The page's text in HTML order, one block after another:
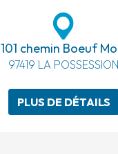
101 chemin Boeuf
97419 LA POSSESSION
PLUS DE DÉTAILS